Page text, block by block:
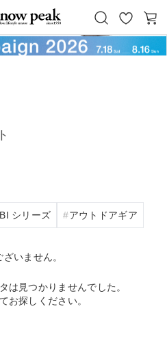
Peak
お
気
カ
ー
シリーズ アウトドアギア
いません。
は見つかりませんでした。
お探しください。